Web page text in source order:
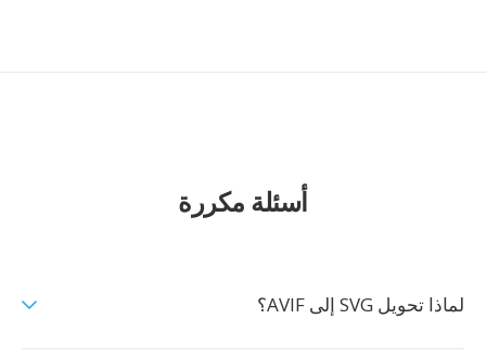
أسئلة مكررة
لماذا تحويل SVG إلى AVIF؟